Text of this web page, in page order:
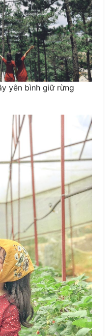
yên bình giữ rừng